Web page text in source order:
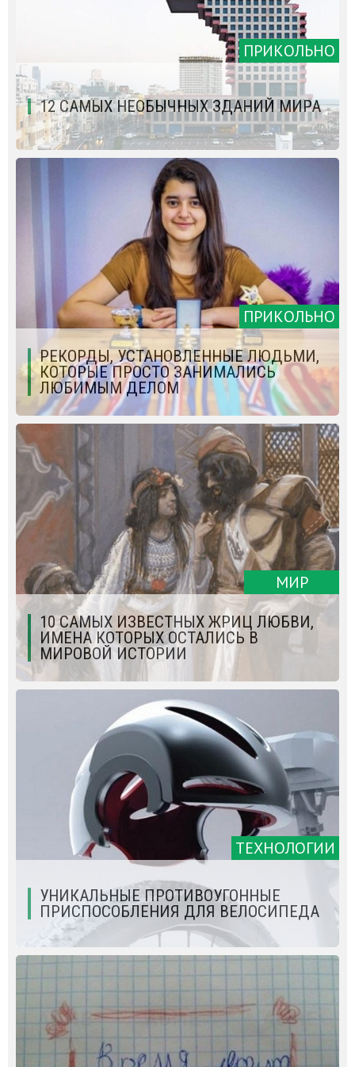
ПРИКОЛЬНО
12 САМЫХ НЕОБЫЧНЫХ ЗДАНИЙ МИРА
ПРИКОЛЬНО
РЕКОРДЫ, УСТАНОВЛЕННЫЕ ЛЮДЬМИ,
КОТОРЫЕ ПРОСТО ЗАНИМАЛИСЬ
ЛЮБИМЫМ ДЕЛОМ
МИР
10 САМЫХ ИЗВЕСТНЫХ ЖРИЦ ЛЮБВИ,
ИМЕНА КОТОРЫХ ОСТАЛИСЬ В
МИРОВОЙ ИСТОРИИ
ТЕХНОЛОГИИ
УНИКАЛЬНЫЕ ПРОТИВОУГОННЫЕ
ПРИСПОСОБЛЕНИЯ ДЛЯ ВЕЛОСИПЕДА